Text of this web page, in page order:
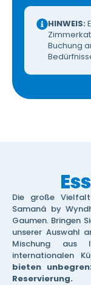
HINWEIS:
Buchung
Die große
Samaná by
Gaumen. Bringen
unserer Auswahl
Mischung aus
internationalen
bieten
Reservierung.